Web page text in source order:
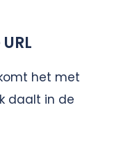
het met
daalt in de